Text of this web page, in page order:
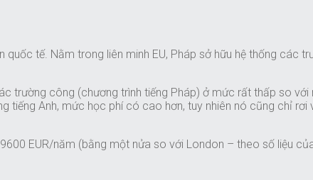
tế. Nằm trong liên minh EU, Pháp sở hữu hệ thống các
trường công (chương trình tiếng Pháp) ở mức rất thấp so với
Anh, mức học phí có cao hơn, tuy nhiên nó cũng chỉ
EUR/năm (bằng một nửa so với London – theo số liệu